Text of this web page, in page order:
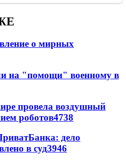
о мирных
на "помощи" военному в
провела воздушный
роботов4738
дело
в суд3946